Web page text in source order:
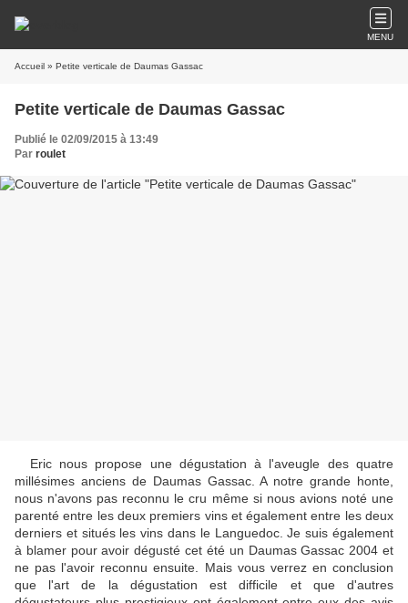
MENU
Accueil » Petite verticale de Daumas Gassac
Petite verticale de Daumas Gassac
Publié le 02/09/2015 à 13:49
Par roulet
Eric nous propose une dégustation à l'aveugle des quatre
millésimes anciens de Daumas Gassac. A notre grande honte,
nous n'avons pas reconnu le cru même si nous avions noté une
parenté entre les deux premiers vins et également entre les deux
derniers et situés les vins dans le Languedoc. Je suis également
à blamer pour avoir dégusté cet été un Daumas Gassac 2004 et
ne pas l'avoir reconnu ensuite. Mais vous verrez en conclusion
que l'art de la dégustation est difficile et que d'autres